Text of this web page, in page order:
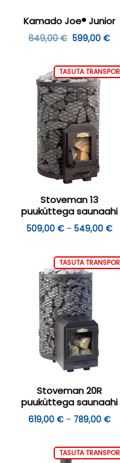
Kamado Joe® Junior
649,00€ Algne
hind
599,00 €
TASUTA
Stoveman 13
puuküttega saunaahi
509,00 € – 549,00 €
TASUTA
Stoveman 20R
puuküttega saunaahi
619,00 € – 789,00 €
TASUTA